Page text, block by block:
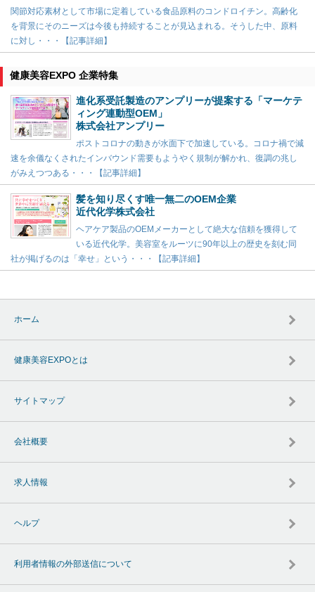
関節対応素材として市場に定着している食品原料のコンドロイチン。高齢化
を背景にそのニーズは今後も持続することが見込まれる。そうした中、原料
に対し・・・【記事詳細】
健康美容EXPO 企業特集
進化系受託製造のアンプリーが提案する「マーケテ
ィング連動型OEM」
株式会社アンプリー
ポストコロナの動きが水面下で加速している。コロナ禍で減
速を余儀なくされたインバウンド需要もようやく規制が解かれ、復調の兆し
がみえつつある・・・【記事詳細】
髪を知り尽くす唯一無二のOEM企業
近代化学株式会社
ヘアケア製品のOEMメーカーとして絶大な信頼を獲得して
いる近代化学。美容室をルーツに90年以上の歴史を刻む同
社が掲げるのは「幸せ」という・・・【記事詳細】
ホーム
健康美容EXPOとは
サイトマップ
会社概要
求人情報
ヘルプ
利用者情報の外部送信について